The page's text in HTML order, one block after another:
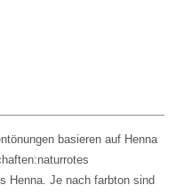
basieren auf Henna
Henna. Je nach farbton sind